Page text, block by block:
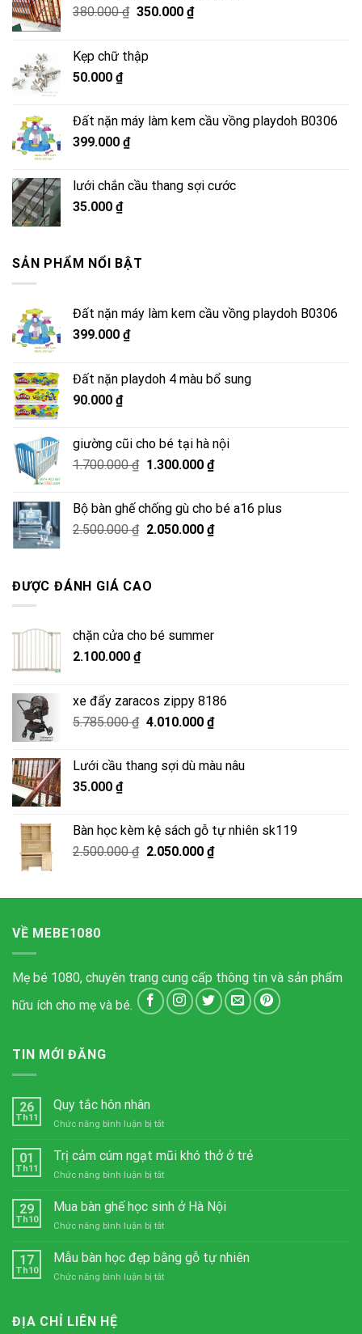
380.000₫ Giá
380.000 ₫.
350.000 ₫Giá
Kẹp chữ thập
50.000 ₫
Đất nặn máy làm kem cầu vồng playdoh B0306
399.000 ₫
lưới chắn cầu thang sợi cước
35.000 ₫
SẢN PHẨM NỔI BẬT
Đất nặn máy làm kem cầu vồng playdoh B0306
399.000 ₫
Đất nặn playdoh 4 màu bổ sung
90.000 ₫
giường cũi cho bé tại hà nội
1.700.000₫ Giá
1.700.000 ₫.
1.300.000 ₫Giá
là:
1.300.000 ₫.
Bộ bàn ghế chống gù cho bé a16 plus
2.500.000₫ Giá
2.500.000 ₫.
2.050.000 ₫Giá
ĐƯỢC ĐÁNH GIÁ CAO
chặn cửa cho bé summer
2.100.000 ₫
xe đẩy zaracos zippy 8186
5.785.000₫ Giá
5.785.000 ₫.
4.010.000 ₫Giá
là:
Lưới cầu thang sợi dù màu nâu
35.000 ₫
Bàn học kèm kệ sách gỗ tự nhiên sk119
2.500.000₫ Giá
2.500.000 ₫.
2.050.000 ₫Giá
là:
VỀ MEBE1080
Mẹ bé 1080, chuyên trang cung cấp thông tin và sản phẩm
hữu ích cho mẹ và bé.
TIN MỚI ĐĂNG
26
Th11
Quy tắc hôn nhân
Chức năng bình luận bị tắtở
tắc
nhân
01
Th11
Trị cảm cúm ngạt mũi khó thở ở trẻ
Chức năng bình luận bị tắtở
cảm
cúm
ngạt
khó
29
Th10
Mua bàn ghế học sinh ở Hà Nội
Chức năng bình luận bị tắtở
bàn
ghế
học
17
Th10
Mẫu bàn học đẹp bằng gỗ tự nhiên
Chức năng bình luận bị tắtở
ĐỊA CHỈ LIÊN HỆ